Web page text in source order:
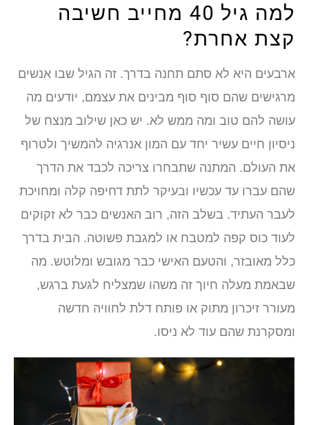
למה גיל 40 מחייב חשיבה
קצת אחרת?
ארבעים היא לא סתם תחנה בדרך. זה הגיל שבו אנשים
מרגישים שהם סוף סוף מבינים את עצמם, יודעים מה
עושה להם טוב ומה ממש לא. יש כאן שילוב מנצח של
ניסיון חיים עשיר יחד עם המון אנרגיה להמשיך ולטרוף
את העולם. המתנה שתבחרו צריכה לכבד את הדרך
שהם עברו עד עכשיו ובעיקר לתת דחיפה קלה ומחויכת
לעבר העתיד. בשלב הזה, רוב האנשים כבר לא זקוקים
לעוד כוס קפה למטבח או למגבת פשוטה. הבית בדרך
כלל מאובזר, והטעם האישי כבר מגובש ומלוטש. מה
שבאמת מעלה חיוך זה משהו שמצליח לגעת ברגש,
מעורר זיכרון מתוק או פותח דלת לחוויה חדשה
ומסקרנת שהם עוד לא ניסו.